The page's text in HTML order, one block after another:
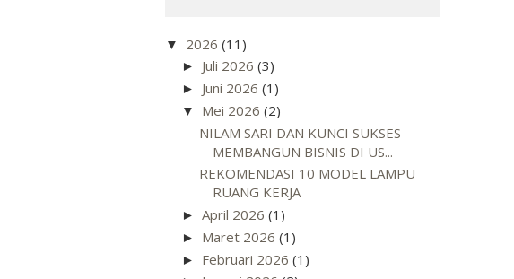
▼ 2026(11)
► Juli 2026(3)
► Juni 2026(1)
▼ Mei 2026(2)
NILAM SARI DAN KUNCI SUKSES
MEMBANGUN BISNIS DI US...
REKOMENDASI 10 MODEL LAMPU
RUANG KERJA
►April 2026(1)
► Maret 2026(1)
► Februari 2026(1)